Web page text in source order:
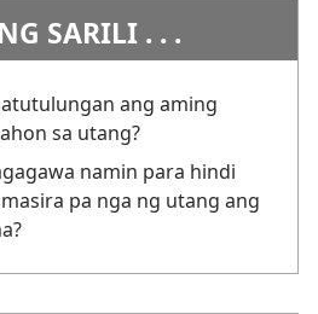
SARILI . . .
ang aming
sa utang?
namin para hindi
pa nga ng utang ang